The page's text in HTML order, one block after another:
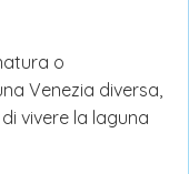
o
Venezia diversa,
vivere la laguna